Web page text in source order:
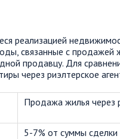
реализацией
связанные с продажей
продавцу. Для
через риэлтерское
Продажа жилья через
5-7% от суммы сделки